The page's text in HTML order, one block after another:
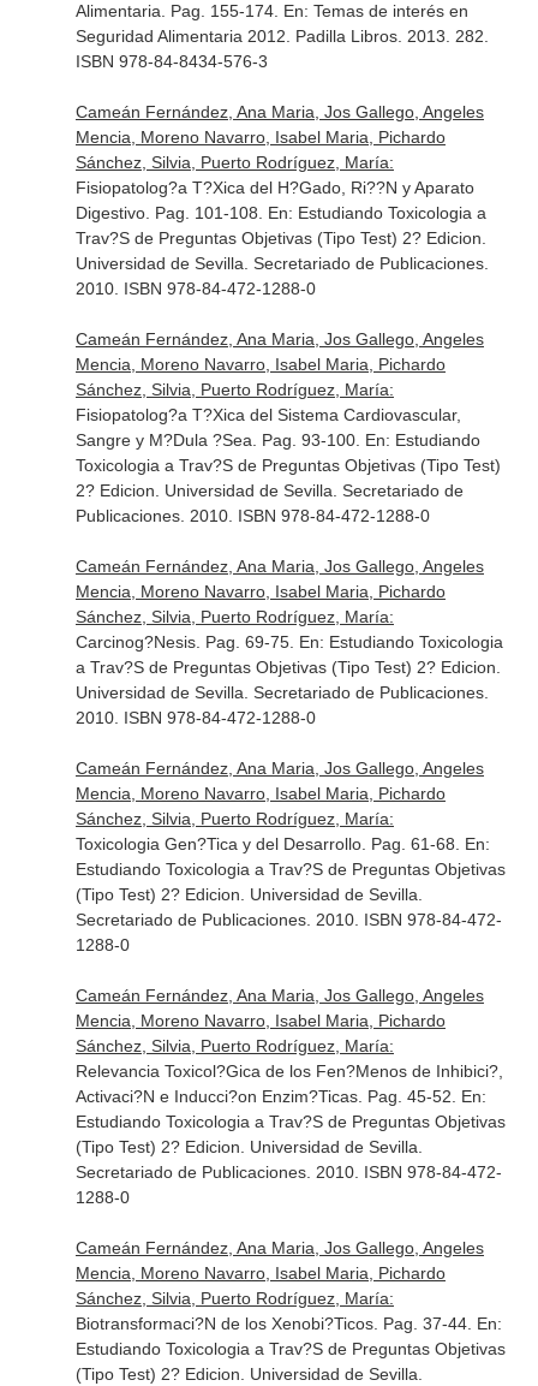
Alimentaria. Pag. 155-174. En: Temas de interés en
Seguridad Alimentaria 2012 . Padilla Libros. 2013. 282.
ISBN 978-84-8434-576-3
Cameán Fernández, Ana Maria, Jos Gallego, Angeles
Mencia, Moreno Navarro, Isabel Maria, Pichardo
Sánchez, Silvia, Puerto Rodríguez, María:
Fisiopatolog?a T?Xica del H?Gado, Ri??N y Aparato
Digestivo. Pag. 101-108. En: Estudiando Toxicologia a
Trav?S de Preguntas Objetivas (Tipo Test) 2? Edicion
Universidad de Sevilla. Secretariado de Publicaciones.
2010. ISBN 978-84-472-1288-0
Cameán Fernández, Ana Maria, Jos Gallego, Angeles
Mencia, Moreno Navarro, Isabel Maria, Pichardo
Sánchez, Silvia, Puerto Rodríguez, María:
Fisiopatolog?a T?Xica del Sistema Cardiovascular,
Sangre y M?Dula ?Sea. Pag. 93-100. En: Estudiando
Toxicologia a Trav?S de Preguntas Objetivas (Tipo Test)
2? Edicion . Universidad de Sevilla. Secretariado de
Publicaciones. 2010. ISBN 978-84-472-1288-0
Cameán Fernández, Ana Maria, Jos Gallego, Angeles
Mencia, Moreno Navarro, Isabel Maria, Pichardo
Sánchez, Silvia, Puerto Rodríguez, María:
Carcinog?Nesis. Pag. 69-75. En: Estudiando Toxicologia
a Trav?S de Preguntas Objetivas (Tipo Test) 2? Edicion
Universidad de Sevilla. Secretariado de Publicaciones.
2010. ISBN 978-84-472-1288-0
Cameán Fernández, Ana Maria, Jos Gallego, Angeles
Mencia, Moreno Navarro, Isabel Maria, Pichardo
Sánchez, Silvia, Puerto Rodríguez, María:
Toxicologia Gen?Tica y del Desarrollo. Pag. 61-68. En:
Estudiando Toxicologia a Trav?S de Preguntas Objetivas
(Tipo Test) 2? Edicion . Universidad de Sevilla.
Secretariado de Publicaciones. 2010. ISBN 978-84-472-
1288-0
Cameán Fernández, Ana Maria, Jos Gallego, Angeles
Mencia, Moreno Navarro, Isabel Maria, Pichardo
Sánchez, Silvia, Puerto Rodríguez, María:
Relevancia Toxicol?Gica de los Fen?Menos de Inhibici?,
Activaci?N e Inducci?on Enzim?Ticas. Pag. 45-52. En:
Estudiando Toxicologia a Trav?S de Preguntas Objetivas
(Tipo Test) 2? Edicion . Universidad de Sevilla.
Secretariado de Publicaciones. 2010. ISBN 978-84-472-
1288-0
Cameán Fernández, Ana Maria, Jos Gallego, Angeles
Mencia, Moreno Navarro, Isabel Maria, Pichardo
Sánchez, Silvia, Puerto Rodríguez, María:
Biotransformaci?N de los Xenobi?Ticos. Pag. 37-44. En:
Estudiando Toxicologia a Trav?S de Preguntas Objetivas
(Tipo Test) 2? Edicion . Universidad de Sevilla.